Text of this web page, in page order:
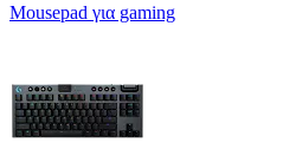
Mousepad για gaming